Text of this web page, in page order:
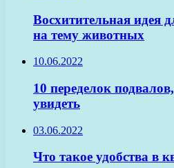
Восхитительная идея
на тему животных
10.06.2022
10 переделок
увидеть
03.06.2022
Что такое удобства в